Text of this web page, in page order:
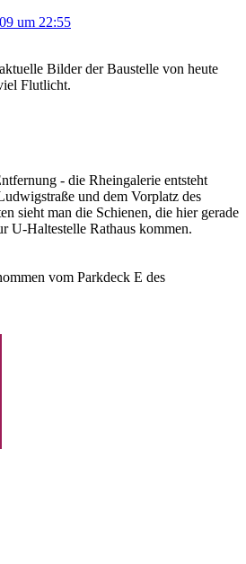
um 22:55
Bilder der Baustelle von heute
Flutlicht.
- die Rheingalerie entsteht
und dem Vorplatz des
sieht man die Schienen, die hier gerade
U-Haltestelle Rathaus kommen.
vom Parkdeck E des